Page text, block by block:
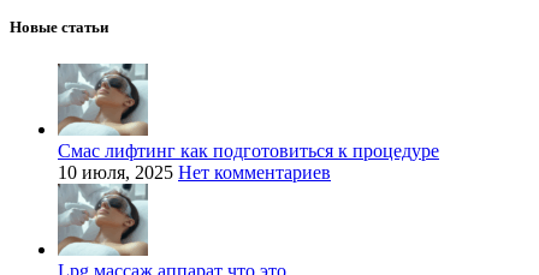
Новые статьи
Смас лифтинг как подготовиться к процедуре
10 июля, 2025 Нет комментариев
Lpg массаж аппарат что это